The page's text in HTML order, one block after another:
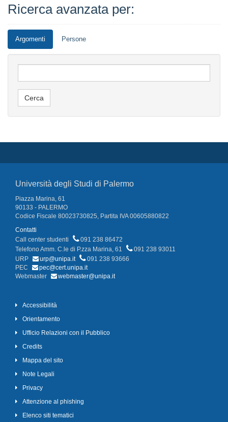
Ricerca avanzata per:
Argomenti Persone
Università degli Studi di Palermo
Piazza Marina, 61
90133 - PALERMO
Codice Fiscale 80023730825, Partita IVA 00605880822
Contatti
Call center studenti
091 238 86472
Telefono Amm. C.le di P.zza Marina, 61
091 238 93011
URP
urp@unipa.it
091 238 93666
PEC
pec@cert.unipa.it
Webmaster
webmaster@unipa.it
Accessibilità
Orientamento
Ufficio Relazioni con il Pubblico
Credits
Mappa del sito
Note Legali
Privacy
Attenzione al phishing
Elenco siti tematici